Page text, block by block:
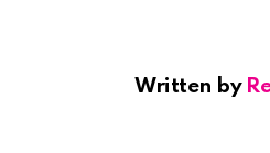
Written by